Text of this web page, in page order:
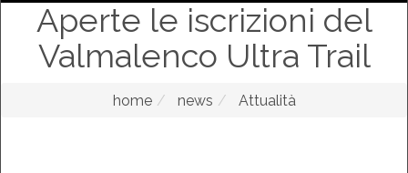
Aperte le iscrizioni del
Valmalenco Ultra Trail
home news Attualità